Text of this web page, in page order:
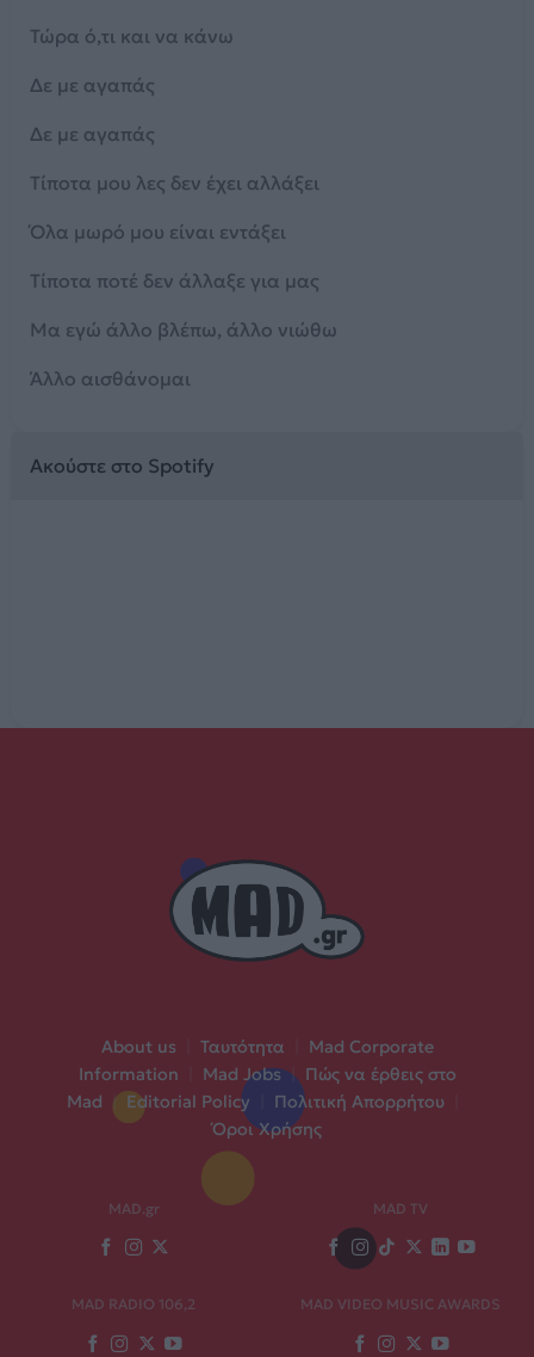
Τώρα ό,τι και να κάνω
Δε με αγαπάς
Δε με αγαπάς
Τίποτα μου λες δεν έχει αλλάξει
Όλα μωρό μου είναι εντάξει
Τίποτα ποτέ δεν άλλαξε για μας
Μα εγώ άλλο βλέπω, άλλο νιώθω
Άλλο αισθάνομαι
Ακούστε στο Spotify
About us Ταυτότητα
Mad Corporate
Information
Mad Jobs | Πώς να έρθεις στο
Mad | Editorial Policy Πολιτική Απορρήτου
Όροι Χρήσης
MAD.gr MAD TV
MAD RADIO 106,2 MAD VIDEO MUSIC AWARDS